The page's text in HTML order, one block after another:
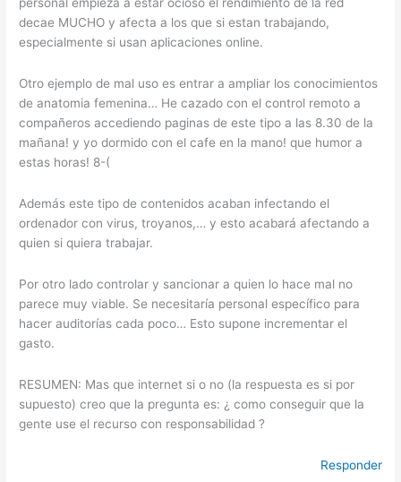
decae MUCHO y afecta a los que si estan trabajando,
especialmente si usan aplicaciones online.
Otro ejemplo de mal uso es entrar a ampliar los conocimientos
de anatomia femenina… He cazado con el control remoto a
compañeros accediendo paginas de este tipo a las 8.30 de la
mañana! y yo dormido con el cafe en la mano! que humor a
estas horas! 8-(
Además este tipo de contenidos acaban infectando el
ordenador con virus, troyanos,… y esto acabará afectando a
quien si quiera trabajar.
Por otro lado controlar y sancionar a quien lo hace mal no
parece muy viable. Se necesitaría personal específico para
hacer auditorías cada poco… Esto supone incrementar el
gasto.
RESUMEN: Mas que internet si o no (la respuesta es si por
supuesto) creo que la pregunta es: ¿ como conseguir que la
gente use el recurso con responsabilidad ?
Responder